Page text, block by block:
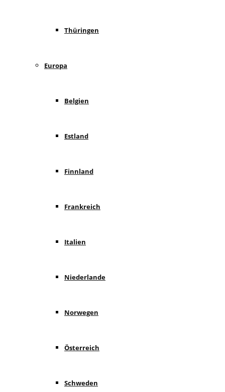
Thüringen
Europa
Belgien
Estland
Finnland
Frankreich
Italien
Niederlande
Norwegen
Österreich
Schweden